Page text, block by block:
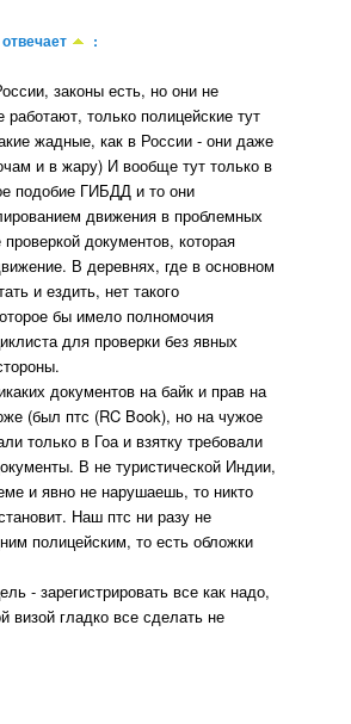
отвечает :
законы есть, но они не
только полицейские тут
жадные, как в России - они даже
и в жару) И вообще тут только в
подобие ГИБДД и то они
движения в проблемных
документов, которая
В деревнях, где в основном
и ездить, нет такого
бы имело полномочия
для проверки без явных
документов на байк и прав на
(был птс (RC Book), но на чужое
только в Гоа и взятку требовали
В не туристической Индии,
и явно не нарушаешь, то никто
Наш птс ни разу не
полицейским, то есть обложки
- зарегистрировать все как надо,
визой гладко все сделать не